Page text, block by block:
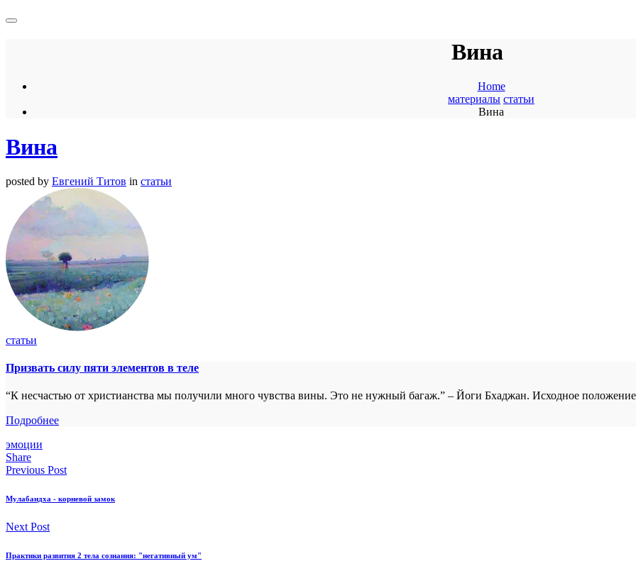
Вина
Home
материалы статьи
Вина
Вина
posted by Евгений Титов in статьи
статьи
Призвать силу пяти элементов в теле
“К несчастью от христианства мы получили много чувства вины. Это не нужный багаж.” – Йоги Бхаджан. Исходное
Подробнее
эмоции
Share
Previous Post
Мулабандха - корневой замок
Next Post
Практики развития 2 тела сознания: "негативный ум"